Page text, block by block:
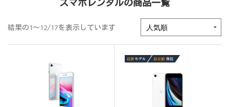
スマホレンタルの商品一覧
結果の1～12/17を表示しています